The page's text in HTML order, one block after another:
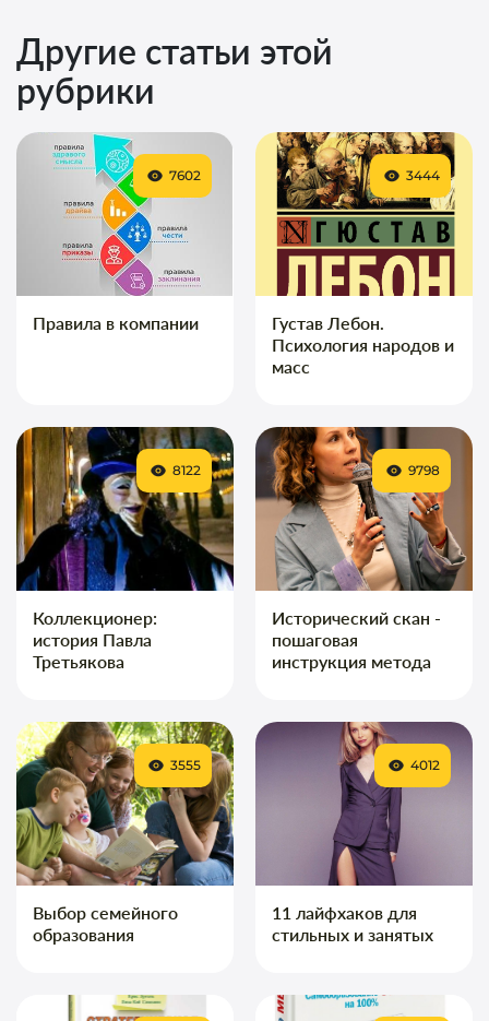
Другие статьи этой
рубрики
Правила в компании
7602
Густав Лебон.
Психология народов и
масс
3444
Коллекционер:
история Павла
Третьякова
8122
Исторический скан -
пошаговая
инструкция метода
9798
Выбор семейного
образования
3555
11 лайфхаков для
стильных и занятых
4012